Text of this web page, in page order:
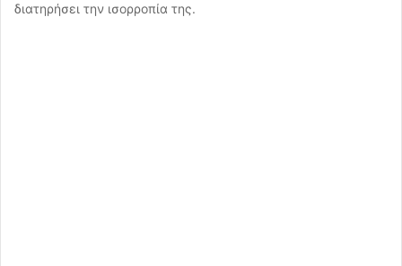
διατηρήσει την ισορροπία της.